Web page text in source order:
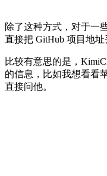
除了这种方式，对于一
直接把 GitHub 项目地址
比较有意思的是，
的信息，比如我想看看
直接问他。